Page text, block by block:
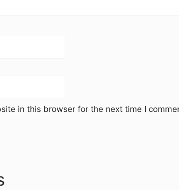
in this browser for the next time I